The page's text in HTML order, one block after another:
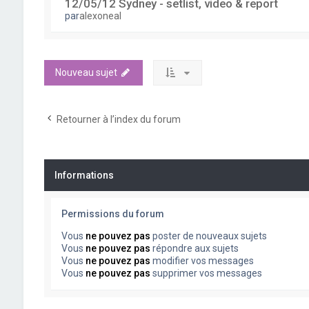
12/05/12 Sydney - setlist, video & report
paralexoneal
Nouveau sujet
Retourner à l’index du forum
Informations
Permissions du forum
Vous ne pouvez pas poster de nouveaux sujets
Vous ne pouvez pas répondre aux sujets
Vous ne pouvez pas modifier vos messages
Vous ne pouvez pas supprimer vos messages